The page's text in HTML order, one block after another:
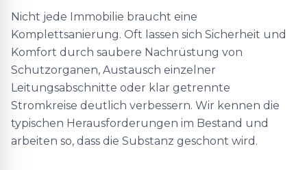
Nicht jede Immobilie braucht eine
Komplettsanierung. Oft lassen sich Sicherheit und
Komfort durch saubere Nachrüstung von
Schutzorganen, Austausch einzelner
Leitungsabschnitte oder klar getrennte
Stromkreise deutlich verbessern. Wir kennen die
typischen Herausforderungen im Bestand und
arbeiten so, dass die Substanz geschont wird.